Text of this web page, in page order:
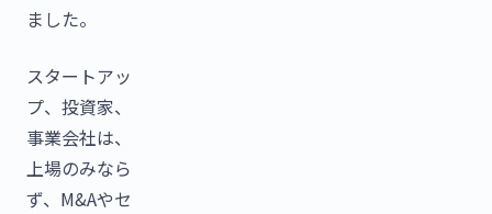
ました。
スタートアッ
プ、投資家、
事業会社は、
上場のみなら
ず、M&Aやセ